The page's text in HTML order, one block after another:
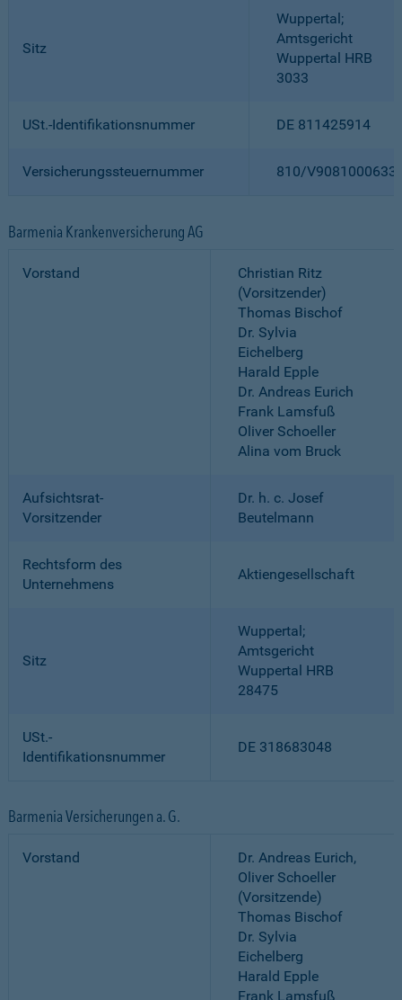
Sitz
Wuppertal;
Amtsgericht
Wuppertal HRB
3033
USt.-Identifikationsnummer DE 811425914
Versicherungssteuernummer 810/
Barmenia Krankenversicherung AG
Vorstand
Christian Ritz
(Vorsitzender)
Thomas Bischof
Dr. Sylvia
Eichelberg
Harald Epple
Dr. Andreas Eurich
Frank Lamsfuß
Oliver Schoeller
Alina vom Bruck
Aufsichtsrat-
Vorsitzender
Dr. h. c. Josef
Beutelmann
Rechtsform des
Unternehmens
Aktiengesellschaft
Sitz
Wuppertal;
Amtsgericht
Wuppertal HRB
28475
USt.-
Identifikationsnummer
DE 318683048
Barmenia Versicherungen a. G.
Vorstand
Dr. Andreas Eurich,
Oliver Schoeller
(Vorsitzende)
Thomas Bischof
Dr. Sylvia
Eichelberg
Harald Epple
Frank Lamsfuß